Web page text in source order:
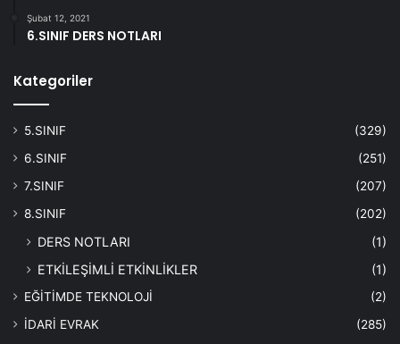
Şubat 12, 2021
6.SINIF DERS NOTLARI
Kategoriler
5.SINIF
(329)
6.SINIF
(251)
7.SINIF
(207)
8.SINIF
(202)
DERS NOTLARI
(1)
ETKİLEŞİMLİ ETKİNLİKLER
(1)
EĞİTİMDE TEKNOLOJİ
(2)
İDARİ EVRAK
(285)